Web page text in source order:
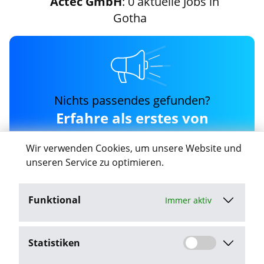
Wir verwenden Cookies, um unsere Website und
unseren Service zu optimieren.
Funktional Immer aktiv
Statistiken
Gotha
Nichts passendes gefunden?
Erfahre als erstes von
neuen actec-gmbh Jobs in
Gotha